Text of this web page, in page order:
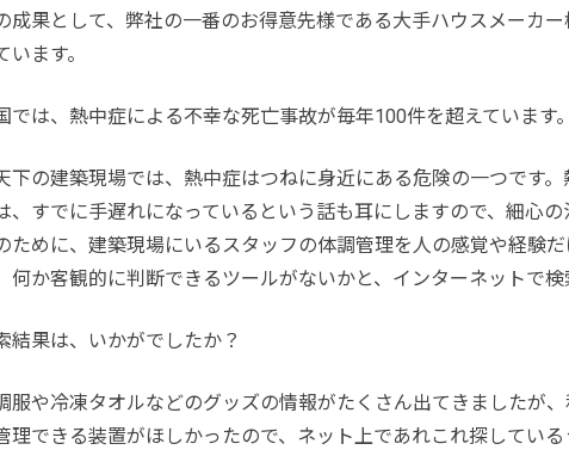
成果として、弊社の一番のお得意先様である大手ハウスメーカ
います。
では、熱中症による不幸な死亡事故が毎年100件を超えています
下の建築現場では、熱中症はつねに身近にある危険の一つです
、すでに手遅れになっているという話も耳にしますので、細心
ために、建築現場にいるスタッフの体調管理を人の感覚や経験
何か客観的に判断できるツールがないかと、インターネットで
結果は、いかがでしたか？
服や冷凍タオルなどのグッズの情報がたくさん出てきましたが
理できる装置がほしかったので、ネット上であれこれ探してい